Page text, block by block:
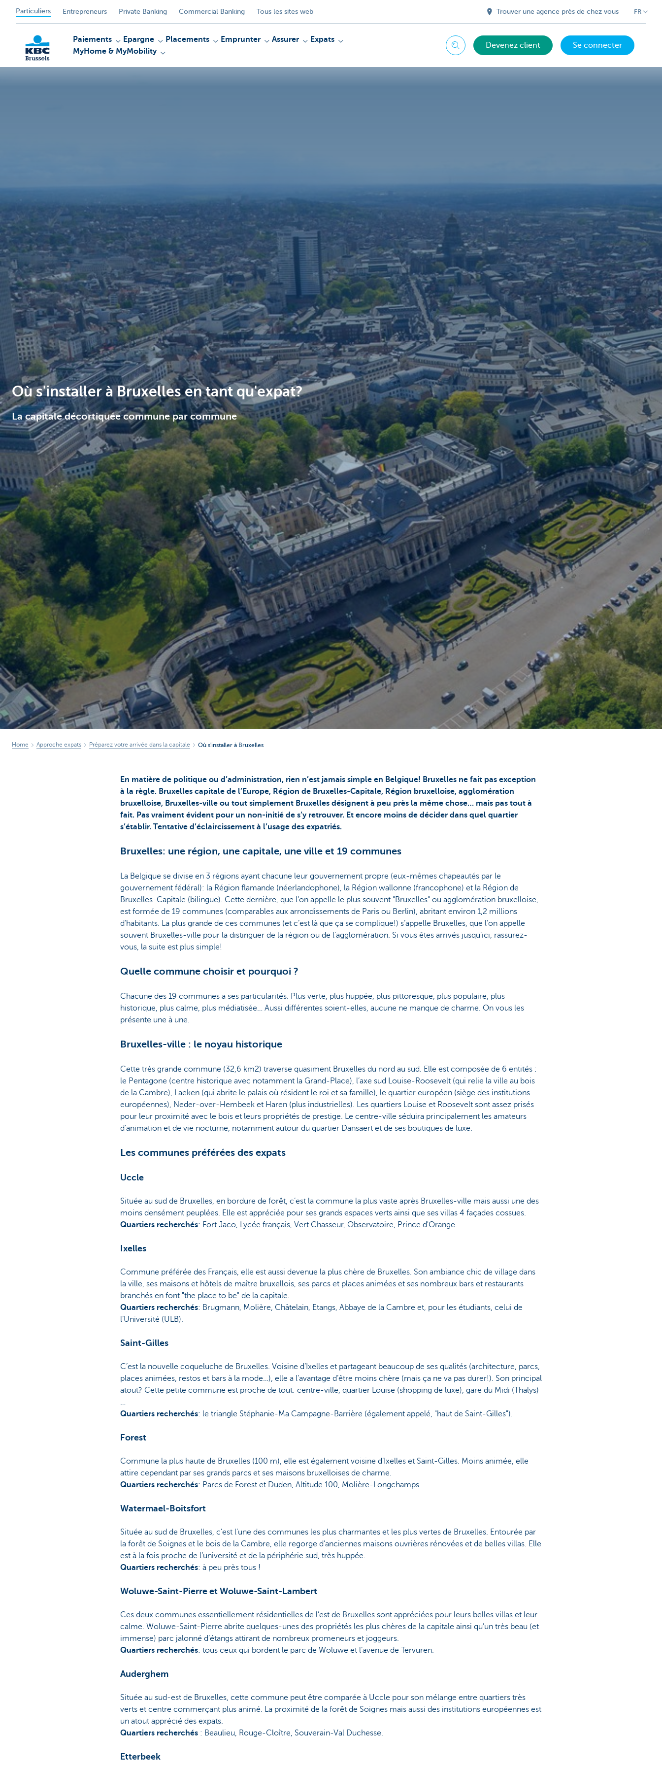
Particuliers Entrepreneurs Private Banking Commercial Banking Tous les sites web Trouver une agence près de chez vous FR
Brussels
Paiements Epargne Placements Emprunter Assurer
Expats
MyHome & MyMobility
ChercherDevenez client Se connecter
Où s'installer à Bruxelles en tant qu'expat?
La capitale décortiquée commune par commune
Home Approche expats Préparez votre arrivée dans la capitale Où s'installer à Bruxelles
En matière de politique ou d’administration, rien n’est jamais simple en Belgique! Bruxelles ne fait pas exception
à la règle. Bruxelles capitale de l’Europe, Région de Bruxelles-Capitale, Région bruxelloise, agglomération
bruxelloise, Bruxelles-ville ou tout simplement Bruxelles désignent à peu près la même chose… mais pas tout à
fait. Pas vraiment évident pour un non-initié de s’y retrouver. Et encore moins de décider dans quel quartier
s’établir. Tentative d’éclaircissement à l’usage des expatriés.
Bruxelles: une région, une capitale, une ville et 19 communes
La Belgique se divise en 3 régions ayant chacune leur gouvernement propre (eux-mêmes chapeautés par le
gouvernement fédéral): la Région flamande (néerlandophone), la Région wallonne (francophone) et la Région de
Bruxelles-Capitale (bilingue). Cette dernière, que l’on appelle le plus souvent "Bruxelles" ou agglomération bruxelloise,
est formée de 19 communes (comparables aux arrondissements de Paris ou Berlin), abritant environ 1,2 millions
d’habitants. La plus grande de ces communes (et c’est là que ça se complique!) s’appelle Bruxelles, que l’on appelle
souvent Bruxelles-ville pour la distinguer de la région ou de l’agglomération. Si vous êtes arrivés jusqu’ici, rassurez-
vous, la suite est plus simple!
Quelle commune choisir et pourquoi ?
Chacune des 19 communes a ses particularités. Plus verte, plus huppée, plus pittoresque, plus populaire, plus
historique, plus calme, plus médiatisée… Aussi différentes soient-elles, aucune ne manque de charme. On vous les
présente une à une.
Bruxelles-ville : le noyau historique
Cette très grande commune (32,6 km2) traverse quasiment Bruxelles du nord au sud. Elle est composée de 6 entités :
le Pentagone (centre historique avec notamment la Grand-Place), l’axe sud Louise-Roosevelt (qui relie la ville au bois
de la Cambre), Laeken (qui abrite le palais où résident le roi et sa famille), le quartier européen (siège des institutions
européennes), Neder-over-Hembeek et Haren (plus industrielles). Les quartiers Louise et Roosevelt sont assez prisés
pour leur proximité avec le bois et leurs propriétés de prestige. Le centre-ville séduira principalement les amateurs
d’animation et de vie nocturne, notamment autour du quartier Dansaert et de ses boutiques de luxe.
Les communes préférées des expats
Uccle
Située au sud de Bruxelles, en bordure de forêt, c’est la commune la plus vaste après Bruxelles-ville mais aussi une des
moins densément peuplées. Elle est appréciée pour ses grands espaces verts ainsi que ses villas 4 façades cossues.
Quartiers recherchés: Fort Jaco, Lycée français, Vert Chasseur, Observatoire, Prince d'Orange.
Ixelles
Commune préférée des Français, elle est aussi devenue la plus chère de Bruxelles. Son ambiance chic de village dans
la ville, ses maisons et hôtels de maître bruxellois, ses parcs et places animées et ses nombreux bars et restaurants
branchés en font "the place to be" de la capitale.
Quartiers recherchés: Brugmann, Molière, Châtelain, Etangs, Abbaye de la Cambre et, pour les étudiants, celui de
l’Université (ULB).
Saint-Gilles
C’est la nouvelle coqueluche de Bruxelles. Voisine d’Ixelles et partageant beaucoup de ses qualités (architecture, parcs,
places animées, restos et bars à la mode…), elle a l’avantage d’être moins chère (mais ça ne va pas durer!). Son principal
atout? Cette petite commune est proche de tout: centre-ville, quartier Louise (shopping de luxe), gare du Midi (Thalys)
…
Quartiers recherchés: le triangle Stéphanie-Ma Campagne-Barrière (également appelé, "haut de Saint-Gilles").
Forest
Commune la plus haute de Bruxelles (100 m), elle est également voisine d’Ixelles et Saint-Gilles. Moins animée, elle
attire cependant par ses grands parcs et ses maisons bruxelloises de charme.
Quartiers recherchés: Parcs de Forest et Duden, Altitude 100, Molière-Longchamps.
Watermael-Boitsfort
Située au sud de Bruxelles, c’est l’une des communes les plus charmantes et les plus vertes de Bruxelles. Entourée par
la forêt de Soignes et le bois de la Cambre, elle regorge d’anciennes maisons ouvrières rénovées et de belles villas. Elle
est à la fois proche de l’université et de la périphérie sud, très huppée.
Quartiers recherchés: à peu près tous !
Woluwe-Saint-Pierre et Woluwe-Saint-Lambert
Ces deux communes essentiellement résidentielles de l’est de Bruxelles sont appréciées pour leurs belles villas et leur
calme. Woluwe-Saint-Pierre abrite quelques-unes des propriétés les plus chères de la capitale ainsi qu’un très beau (et
immense) parc jalonné d’étangs attirant de nombreux promeneurs et joggeurs.
Quartiers recherchés: tous ceux qui bordent le parc de Woluwe et l’avenue de Tervuren.
Auderghem
Située au sud-est de Bruxelles, cette commune peut être comparée à Uccle pour son mélange entre quartiers très
verts et centre commerçant plus animé. La proximité de la forêt de Soignes mais aussi des institutions européennes est
un atout apprécié des expats.
Quartiers recherchés : Beaulieu, Rouge-Cloître, Souverain-Val Duchesse.
Etterbeek